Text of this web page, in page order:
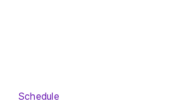
Schedule